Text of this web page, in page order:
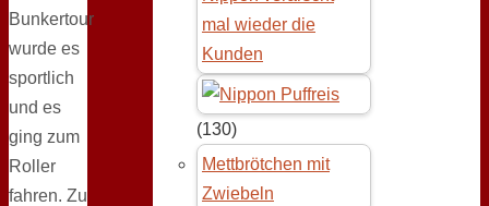
Bunkertour
wurde es
sportlich
und es
ging zum
Roller
fahren. Zu
mal wieder die
Kunden
(130)
Mettbrötchen mit
Zwiebeln